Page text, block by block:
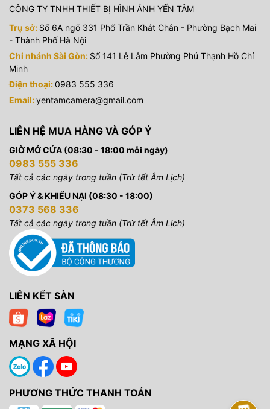
CÔNG TY TNHH THIẾT BỊ HÌNH ẢNH YẾN TÂM
Trụ sở: Số 6A ngõ 331 Phố Trần Khát Chân - Phường Bạch Mai
- Thành Phố Hà Nội
Chi nhánh Sài Gòn: Số 141 Lê Lâm Phường Phú Thạnh Hồ Chí
Minh
Điện thoại:0983 555 336
Email:yentamcamera@gmail.com
LIÊN HỆ MUA HÀNG VÀ GÓP Ý
GIỜ MỞ CỬA (08:30 - 18:00 mỗi ngày)
0983 555 336
Tất cả các ngày trong tuần (Trừ tết Âm Lịch)
GÓP Ý & KHIẾU NẠI (08:30 - 18:00)
0373 568 336
Tất cả các ngày trong tuần (Trừ tết Âm Lịch)
LIÊN KẾT SÀN
MẠNG XÃ HỘI
PHƯƠNG THỨC THANH TOÁN